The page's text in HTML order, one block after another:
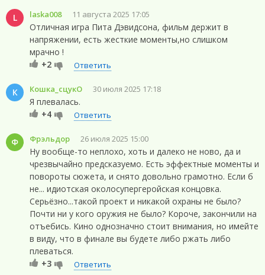
L laska008 11 августа 2025 17:05
Отличная игра Пита Дэвидсона, фильм держит в
напряжении, есть жесткие моменты,но слишком
мрачно !
+2
Ответить
К Кошка_сцукО 30 июля 2025 17:18
Я плевалась.
+4
Ответить
Ф Фрэльдор 26 июля 2025 15:00
Ну вообще-то неплохо, хоть и далеко не ново, да и
чрезвычайно предсказуемо. Есть эффектные моменты и
повороты сюжета, и снято довольно грамотно. Если б
не... идиотская околосупергеройская концовка.
Серьёзно...такой проект и никакой охраны не было?
Почти ни у кого оружия не было? Короче, закончили на
отъебись. Кино однозначно стоит внимания, но имейте
в виду, что в финале вы будете либо ржать либо
плеваться.
+3
Ответить